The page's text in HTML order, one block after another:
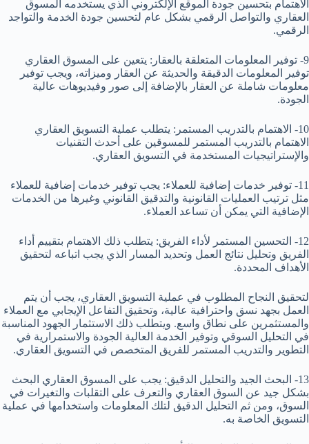
الاهتمام بتحسين جودة الموقع الإلكتروني الذي يستخدمه المسوق
العقاري والتواصل الرقمي بشكل عام لتحسين جودة الخدمة والتواجد
الرقمي.
9- توفير المعلومات المتعلقة بالعقار: يتعين على المسوق العقاري
توفير المعلومات الدقيقة والحديثة عن العقار وميزاته، ويجب توفير
معلومات شاملة عن العقار بالإضافة إلى صور وفيديوهات عالية
الجودة.
10- الاهتمام بالتدريب المستمر: يتطلب عملية التسويق العقاري
الاهتمام بالتدريب المستمر للمسوقين على أحدث التقنيات
والإستراتيجيات المستخدمة في التسويق العقاري.
11- توفير خدمات إضافية للعملاء: يجب توفير خدمات إضافية للعملاء
مثل ترتيب العمليات القانونية والتدقيق القانوني وغيرها من الخدمات
الإضافية التي يمكن أن تساعد العملاء.
12- التحسين المستمر لأداء الفريق: يتطلب ذلك الاهتمام بتقييم أداء
الفريق وتحليل نتائج العمل وتحديد المسار الذي يجب اتباعه لتحقيق
الأهداف المحددة.
لتحقيق النجاح المطلوب في عملية التسويق العقاري، يجب أن يتم
العمل بجهد نسق واحترافية عالية، وتحقيق التفاعل الإيجابي مع العملاء
والمستثمرين على نطاق واسع. ويتطلب ذلك الاستثمار الجهود المناسبة
في التحليل السوقي وتوفير الخدمة العالية الجودة والاستمرارية في
التطوير والتدريب المستمر للفريق المتخصص في التسويق العقاري.
13- البحث الجيد والتحليل الدقيق: يجب على المسوق العقاري البحث
بشكل جيد عن السوق العقاري والتعرف على التقلبات والتغيرات في
السوق، ومن ثم التحليل الدقيق لتلك المعلومات واستخدامها في عملية
التسويق الخاصة به.